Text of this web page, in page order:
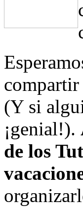
(Y si
¡genial!).
de los